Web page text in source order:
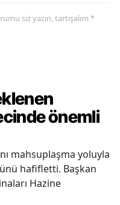
siz yazın, tartışalım *
önemli
mahsuplaşma yoluyla
hafifletti. Başkan
Hazine